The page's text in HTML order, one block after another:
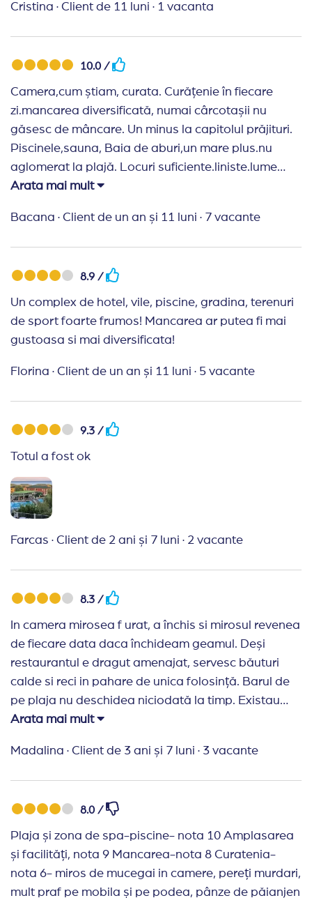
Cristina · Client de 11 luni · 1 vacanta
10.0 /
Camera,cum știam, curata. Curățenie în fiecare
zi.mancarea diversificată, numai cârcotașii nu
găsesc de mâncare. Un minus la capitolul prăjituri.
Piscinele,sauna, Baia de aburi,un mare plus.nu
aglomerat la plajă. Locuri suficiente.liniste.lume
bună, liniștită. Anul acesta am fost de 5 ori.si mai
Arata mai mult
Bacana · Client de un an și 11 luni · 7 vacante
8.9 /
Un complex de hotel, vile, piscine, gradina, terenuri
de sport foarte frumos! Mancarea ar putea fi mai
gustoasa si mai diversificata!
Florina · Client de un an și 11 luni · 5 vacante
9.3 /
Totul a fost ok
Farcas · Client de 2 ani și 7 luni · 2 vacante
8.3 /
In camera mirosea f urat, a închis si mirosul revenea
de fiecare data daca închideam geamul. Deși
restaurantul e dragut amenajat, servesc băuturi
calde si reci in pahare de unica folosință. Barul de
pe plaja nu deschidea niciodată la timp. Existau
întârzieri la programul de snackuri între mese. Plaja
Mancarea bună mai puțin micul dejun cand selecția
pentru all inclusive.
Arata mai mult
Madalina · Client de 3 ani și 7 luni · 3 vacante
8.0 /
Plaja și zona de spa-piscine- nota 10 Amplasarea
și facilități, nota 9 Mancarea-nota 8 Curatenia-
nota 6- miros de mucegai in camere, pereți murdari,
mult praf pe mobila și pe podea, pânze de păianjen